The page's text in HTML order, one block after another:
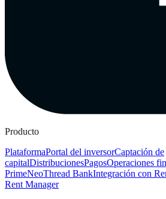
Producto
PlataformaPortal del inversorCaptación de
capitalDistribucionesPagosOperaciones
PrimeNeoThread BankIntegración con
Rent Manager